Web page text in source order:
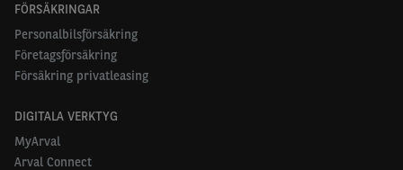
FÖRSÄKRINGAR
Personalbilsförsäkring
Företagsförsäkring
Försäkring privatleasing
DIGITALA VERKTYG
MyArval
Arval Connect